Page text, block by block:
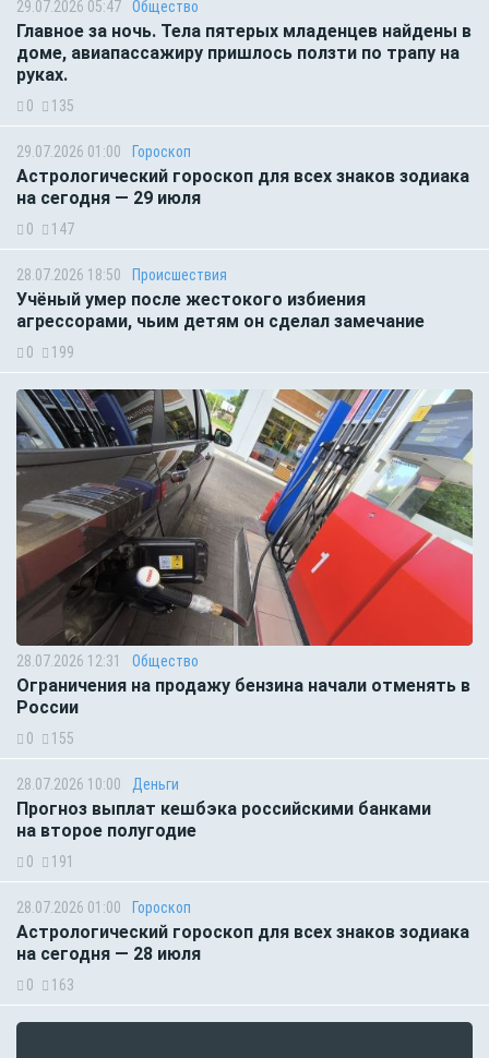
29.07.2026 05:47 Общество
Главное за ночь. Тела пятерых младенцев найдены в
доме, авиапассажиру пришлось ползти по трапу на
руках.
0 135
29.07.2026 01:00 Гороскоп
Астрологический гороскоп для всех знаков зодиака
на сегодня — 29 июля
0 147
28.07.2026 18:50 Происшествия
Учёный умер после жестокого избиения
агрессорами, чьим детям он сделал замечание
0 199
28.07.2026 12:31 Общество
Ограничения на продажу бензина начали отменять в
России
0 155
28.07.2026 10:00 Деньги
Прогноз выплат кешбэка российскими банками
на второе полугодие
0 191
28.07.2026 01:00 Гороскоп
Астрологический гороскоп для всех знаков зодиака
на сегодня — 28 июля
0 163